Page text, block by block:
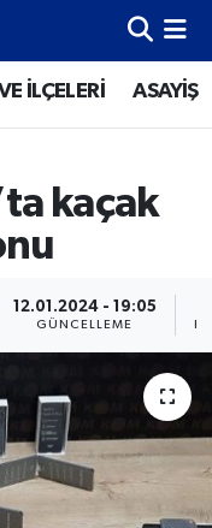
İLÇELERİ ASAYİŞ
kaçak
12.01.2024 - 19:05
GÜNCELLEME